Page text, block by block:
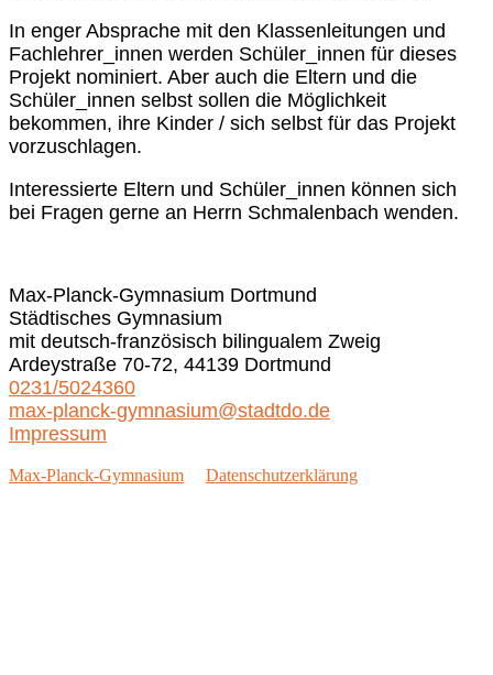
In enger Absprache mit den Klassenleitungen und
Fachlehrer_innen werden Schüler_innen für dieses
Projekt nominiert. Aber auch die Eltern und die
Schüler_innen selbst sollen die Möglichkeit
bekommen, ihre Kinder / sich selbst für das Projekt
vorzuschlagen.
Interessierte Eltern und Schüler_innen können sich
bei Fragen gerne an Herrn Schmalenbach wenden.
Max-Planck-Gymnasium Dortmund
Städtisches Gymnasium
mit deutsch-französisch bilingualem Zweig
Ardeystraße 70-72, 44139 Dortmund
0231/5024360
max-planck-gymnasium@stadtdo.de
Impressum
Max-Planck-Gymnasium Datenschutzerklärung